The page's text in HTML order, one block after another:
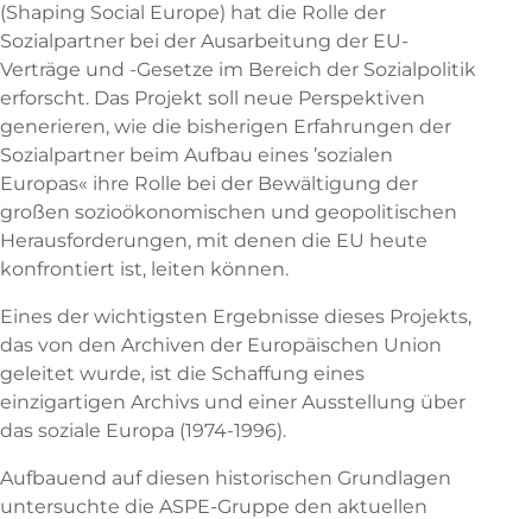
(Shaping Social Europe) hat die Rolle der
Sozialpartner bei der Ausarbeitung der EU-
Verträge und -Gesetze im Bereich der Sozialpolitik
erforscht. Das Projekt soll neue Perspektiven
generieren, wie die bisherigen Erfahrungen der
Sozialpartner beim Aufbau eines ’sozialen
Europas« ihre Rolle bei der Bewältigung der
großen sozioökonomischen und geopolitischen
Herausforderungen, mit denen die EU heute
konfrontiert ist, leiten können.
Eines der wichtigsten Ergebnisse dieses Projekts,
das von den Archiven der Europäischen Union
geleitet wurde, ist die Schaffung eines
einzigartigen Archivs und einer Ausstellung über
das soziale Europa (1974-1996).
Aufbauend auf diesen historischen Grundlagen
untersuchte die ASPE-Gruppe den aktuellen